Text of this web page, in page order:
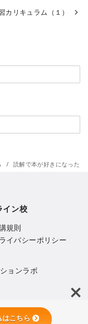
カリキュラム（１）
読解で本が好きになった
イン校
規則
イバシーポリシー
ョンラボ
専門塾
こちら